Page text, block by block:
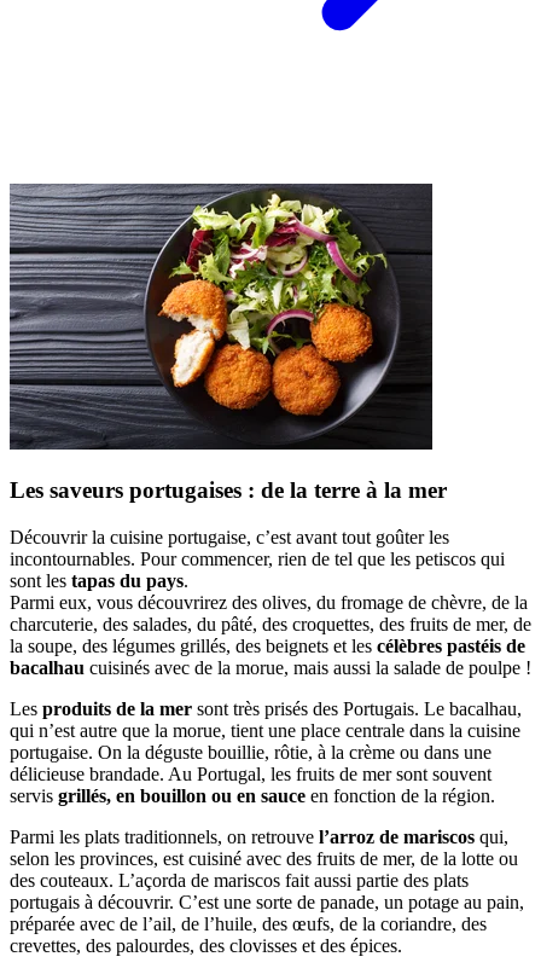
Les saveurs portugaises : de la terre à la mer
Découvrir la cuisine portugaise, c’est avant tout goûter les
incontournables. Pour commencer, rien de tel que les petiscos qui
sont les tapas du pays.
Parmi eux, vous découvrirez des olives, du fromage de chèvre, de la
charcuterie, des salades, du pâté, des croquettes, des fruits de mer, de
la soupe, des légumes grillés, des beignets et les célèbres pastéis de
bacalhau cuisinés avec de la morue, mais aussi la salade de poulpe !
Les produits de la mer sont très prisés des Portugais. Le bacalhau,
qui n’est autre que la morue, tient une place centrale dans la cuisine
portugaise. On la déguste bouillie, rôtie, à la crème ou dans une
délicieuse brandade. Au Portugal, les fruits de mer sont souvent
servis grillés, en bouillon ou en sauce en fonction de la région.
Parmi les plats traditionnels, on retrouve l’arroz de mariscos qui,
selon les provinces, est cuisiné avec des fruits de mer, de la lotte ou
des couteaux. L’açorda de mariscos fait aussi partie des plats
portugais à découvrir. C’est une sorte de panade, un potage au pain,
préparée avec de l’ail, de l’huile, des œufs, de la coriandre, des
crevettes, des palourdes, des clovisses et des épices.